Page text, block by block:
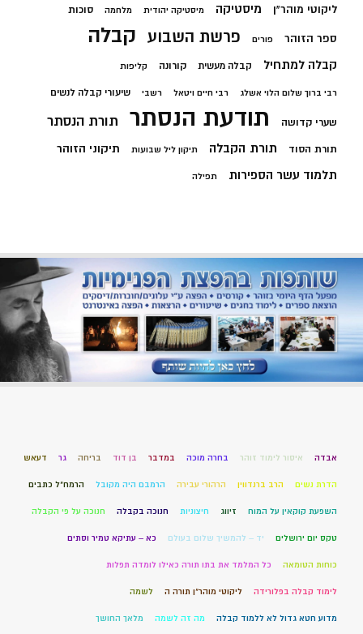
ליקוטי מוהר"ן מיסטיקה מיסטיקה יהודית מלחמה סוכות
ספר הזוהר פורים פרשת השבוע קבלה
קבלה למתחיל קבלה מעשית קורונה קליפות
רבי ברוך שלום הלוי אשלג רבי חיים ויטאל רשבי שיעורי קבלה לנשים
שערי קדושה תודעת הנסתר תורת הנסתר
תורת הסוד תורת הקבלה תיקון ליל שבועות תיקוני הזוהר
תלמוד עשר הספירות תפילה
אבדה איסור לימוד זוהר בחרה מוכה במדבר בן דוד בריחה גר דעאש
הדרת נשים הרב ברנדווין הרהורי עבירה הרמבם היה מקובל הרמח"ל כתבים
השפעת קוקאין על המוח זיווג חיצוניות חנוכה בקבלה חנוכה על פי הקבלה
טקס יום ירושלים יד – להמשיך שלום בעולם כא – עתיקא טמיר וסתים
כוחות הטומאה כל המלמד את בתו תורה כאילו לומדה תפלות
לימוד קבלה בפלורידה ליקוטי מוהר"ן תורה ה לשמה
מדוע חטא גדול לא ללמוד קבלה מה זה לשמה מלאך החושך